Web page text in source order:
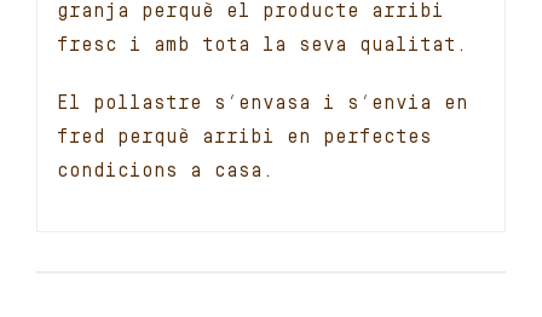
granja perquè el producte arribi
fresc i amb tota la seva qualitat.
El pollastre s’envasa i s’envia en
fred perquè arribi en perfectes
condicions a casa.